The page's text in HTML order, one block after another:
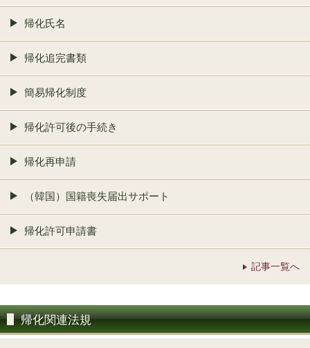
帰化氏名
帰化追完書類
簡易帰化制度
帰化許可後の手続き
帰化再申請
（韓国）国籍喪失届出サポート
帰化許可申請書
記事一覧へ
帰化関連法規